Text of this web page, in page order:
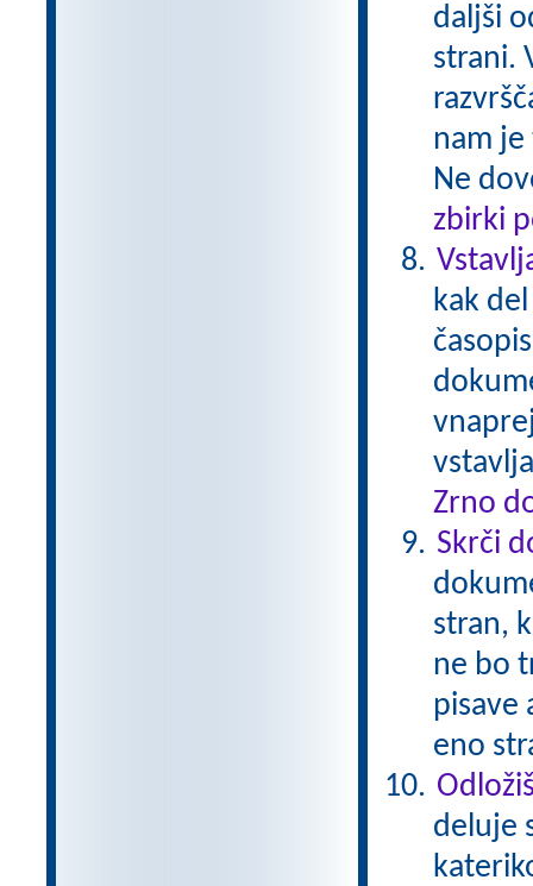
daljši
strani.
nam
Ne
zbirki
kak
Zrno
Skrči
stran,
ne bo
pisave
eno
deluje